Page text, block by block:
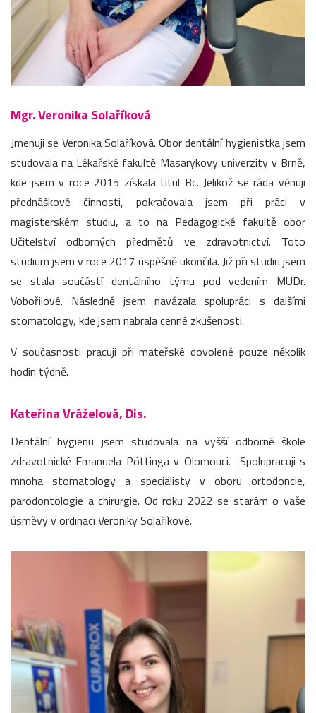
Mgr. Veronika Solaříková
Jmenuji se Veronika Solaříková. Obor dentální hygienistka jsem
studovala na Lékařské fakultě Masarykovy univerzity v Brně,
kde jsem v roce 2015 získala titul Bc. Jelikož se ráda věnuji
přednáškové činnosti, pokračovala jsem při práci v
magisterském studiu, a to na Pedagogické fakultě obor
Učitelství odborných předmětů ve zdravotnictví. Toto
studium jsem v roce 2017 úspěšně ukončila. Již při studiu jsem
se stala součástí dentálního týmu pod vedením MUDr.
Vobořilové. Následně jsem navázala spolupráci s dalšími
stomatology, kde jsem nabrala cenné zkušenosti.
V současnosti pracuji při mateřské dovolené pouze několik
hodin týdně.
Kateřina Vráželová, Dis.
Dentální hygienu jsem studovala na vyšší odborné škole
zdravotnické Emanuela Pöttinga v Olomouci. Spolupracuji s
mnoha stomatology a specialisty v oboru ortodoncie,
parodontologie a chirurgie. Od roku 2022 se starám o vaše
úsměvy v ordinaci Veroniky Solaříkové.